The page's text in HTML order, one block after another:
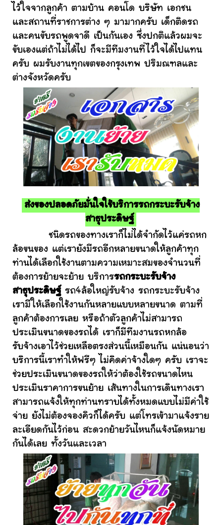
ไว้ใจจากลูกค้า ตามบ้าน คอนโด บริษัท เอกชน
และสถานที่ราชการต่าง ๆ มามากครับ เด็กติดรถ
และคนขับรถพูดจาดี เป็นกันเอง ซึ่งปกติแล้วผมจะ
ขับเองแต่ถ้าไม่ได้ไป ก็จะมีทีมงานที่ไว้ใจได้ไปแทน
ครับ ผมรับงานทุกเขตของกรุงเทพ ปริมณฑลและ
ต่างจังหวัดครับ
ส่งของปลอดภัยมั่นใจใช้บริการรถกระบะรับจ้าง
สาธุประดิษฐ์
ชนิดรถของทางเราก็ไม่ได้จำกัดไว้แค่รถหก
ล้อขนของ แต่เรายังมีรถอีกหลายขนาดให้ลูกค้าทุก
ท่านได้เลือกใช้งานตามความเหมาะสมของจำนวนที่
ต้องการย้ายจะย้าย บริการรถกระบะรับจ้าง
สาธุประดิษฐ์รถ4ล้อใหญ่รับจ้าง รถกระบะรับจ้าง
เรามีให้เลือกใช้งานกันหลายแบบหลายขนาด ตามที่
ลูกค้าต้องการเลย หรือถ้าตัวลูกค้าไม่สามารถ
ประเมินขนาดของรถได้ เราก็มีทีมงานรถหกล้อ
รับจ้างเอาไว้ช่วยเหลือตรงส่วนนี้เหมือนกัน แน่นอนว่า
บริการนี้เราทำให้ฟรีๆ ไม่คิดค่าจ้างใดๆ ครับ เราจะ
ช่วยประเมินขนาดของรถให้ว่าต้องใช้รถขนาดไหน
ประเมินราคาการขนย้าย เส้นทางในการเดินทางเรา
สามารถแจ้งให้ทุกท่านทราบได้ทั้งหมดแบบไม่มีค่าใช้
จ่าย ยังไม่ต้องจองคิวก็ได้ครับ แต่โทรเข้ามาแจ้งราย
ละเอียดกันไว้ก่อน สะดวกย้ายวันไหนก็แจ้งนัดหมาย
กันได้เลย ทั้งวันและเวลา